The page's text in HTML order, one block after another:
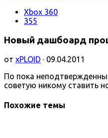
Xbox 360
355
Новый дашбоард
от xPLOID · 09.04.2011
По пока
советую никому ставить
Похожие темы